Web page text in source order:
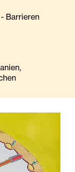
Barrieren